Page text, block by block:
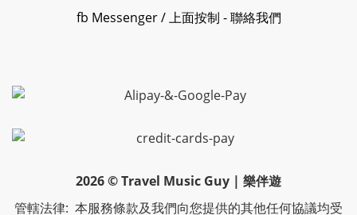
fb Messenger/ 上面按制 - 聯絡我們
2026 © Travel Music Guy | 樂伴遊
管轄法律: 本服務條款及我們向您提供的其他任何協議均受